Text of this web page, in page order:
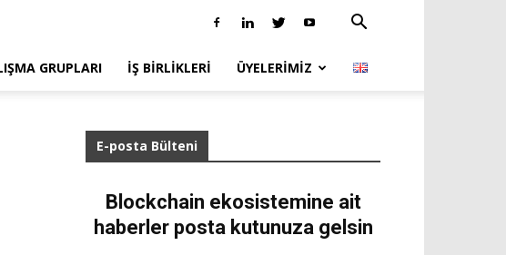
GRUPLARI İŞ BIRLIKLERI ÜYELERIMIZ
E-posta Bülteni
Blockchain ekosistemine ait
haberler posta kutunuza gelsin